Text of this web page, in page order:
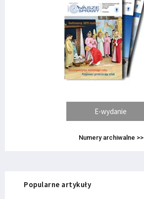
E-wydanie
Numery archiwalne >>
Popularne artykuły